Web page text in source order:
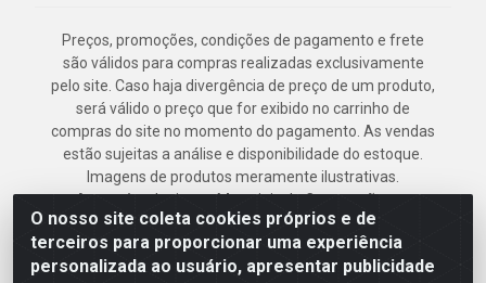
O nosso site coleta cookies próprios e de
terceiros para proporcionar uma experiência
personalizada ao usuário, apresentar publicidade
Preços, promoções, condições de pagamento e frete
são válidos para compras realizadas exclusivamente
pelo site. Caso haja divergência de preço de um produto,
será válido o preço que for exibido no carrinho de
compras do site no momento do pagamento. As vendas
estão sujeitas a análise e disponibilidade do estoque.
Imagens de produtos meramente ilustrativas.
Armazém Jenipapo Materiais de Construção em
Geral LTDA - Rua das Flores, 2691 - Guabiraba,
Recife/PE - CEP 52.291-630 - CNPJ
41.097.379/0001-